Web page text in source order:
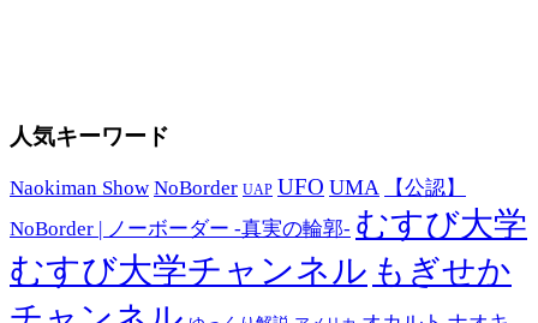
人気キーワード
Naokiman Show NoBorder UAP UFO UMA
【公認】
NoBorder | ノーボーダー -真実の輪郭- むすび大学
むすび大学チャンネル もぎせか